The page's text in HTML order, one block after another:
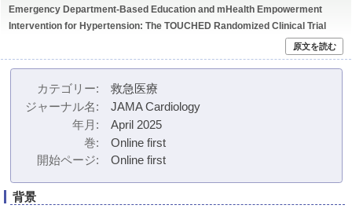
Emergency Department-Based Education and mHealth Empowerment
Intervention for Hypertension: The TOUCHED Randomized Clinical Trial
原文を読む
カテゴリー
救急医療
ジャーナル名
JAMA Cardiology
年月
April 2025
巻
Online first
開始ページ
Online first
背景